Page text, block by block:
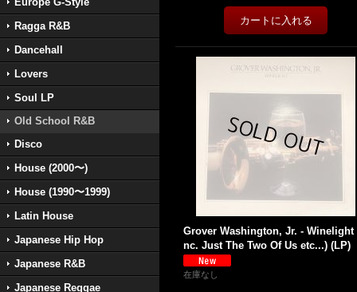
Ragga R&B
Dancehall
Lovers
Soul LP
Old School R&B
Disco
House (2000〜)
House (1990〜1999)
Latin House
Japanese Hip Hop
Japanese R&B
Japanese Reggae
Grover Washington, Jr. - Winelight
nc. Just The Two Of Us etc...) (LP)
在庫なし